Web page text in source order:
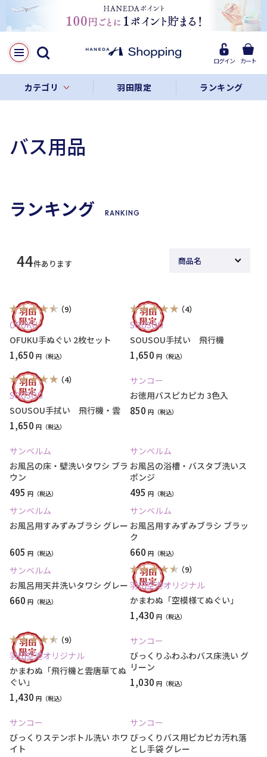
ログイン カート
カテゴリ 羽田限定 ランキング
バス用品
ランキング RANKING
44件あります
（9）
OFUKU
OFUKU手ぬぐい 2枚セット
1,650 円
（4）
SOUSOU
SOUSOU手拭い 飛行機
1,650 円
（4）
SOUSOU
SOUSOU手拭い 飛行機・雲
1,650 円
サンコー
お徳用バスピカピカ 3色入
850 円
サンベルム
お風呂の床・壁洗いタワシ ブラ
ウン
495 円
サンベルム
お風呂の浴槽・バスタブ洗いス
ポンジ
495 円
サンベルム
お風呂用すみずみブラシ グレー
605 円
サンベルム
お風呂用すみずみブラシ ブラッ
ク
660 円
サンベルム
お風呂用天井洗いタワシ グレー
660 円
（9）
羽田空港オリジナル
かまわぬ「空模様てぬぐい」
1,430 円
（9）
羽田空港オリジナル
かまわぬ「飛行機と雲唐草てぬ
ぐい」
1,430 円
サンコー
びっくりふわふわバス床洗い グ
リーン
1,030 円
サンコー
びっくりステンボトル洗い ホワ
イト
サンコー
びっくりバス用ピカピカ汚れ落
とし手袋 グレー